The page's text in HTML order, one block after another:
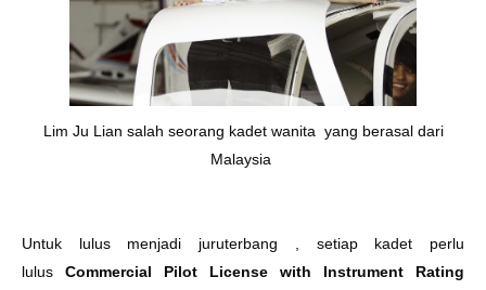
Lim Ju Lian salah seorang kadet wanita yang berasal dari
Malaysia
Untuk lulus menjadi juruterbang , setiap kadet perlu
lulus Commercial Pilot License with Instrument Rating